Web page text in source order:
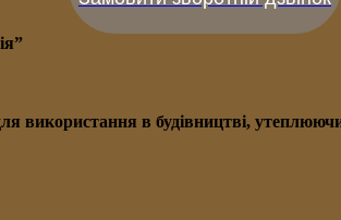
використання в будівництві,